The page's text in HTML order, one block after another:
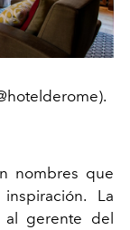
nombres que
La
al gerente del